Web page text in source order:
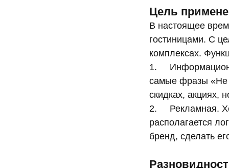
Цель
В настоящее
гостиницами. С
комплексах.
1.
самые фразы «Не
скидках, акциях,
2. Рекламная.
располагается
бренд, сделать